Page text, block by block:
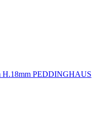
H.18mm PEDDINGHAUS